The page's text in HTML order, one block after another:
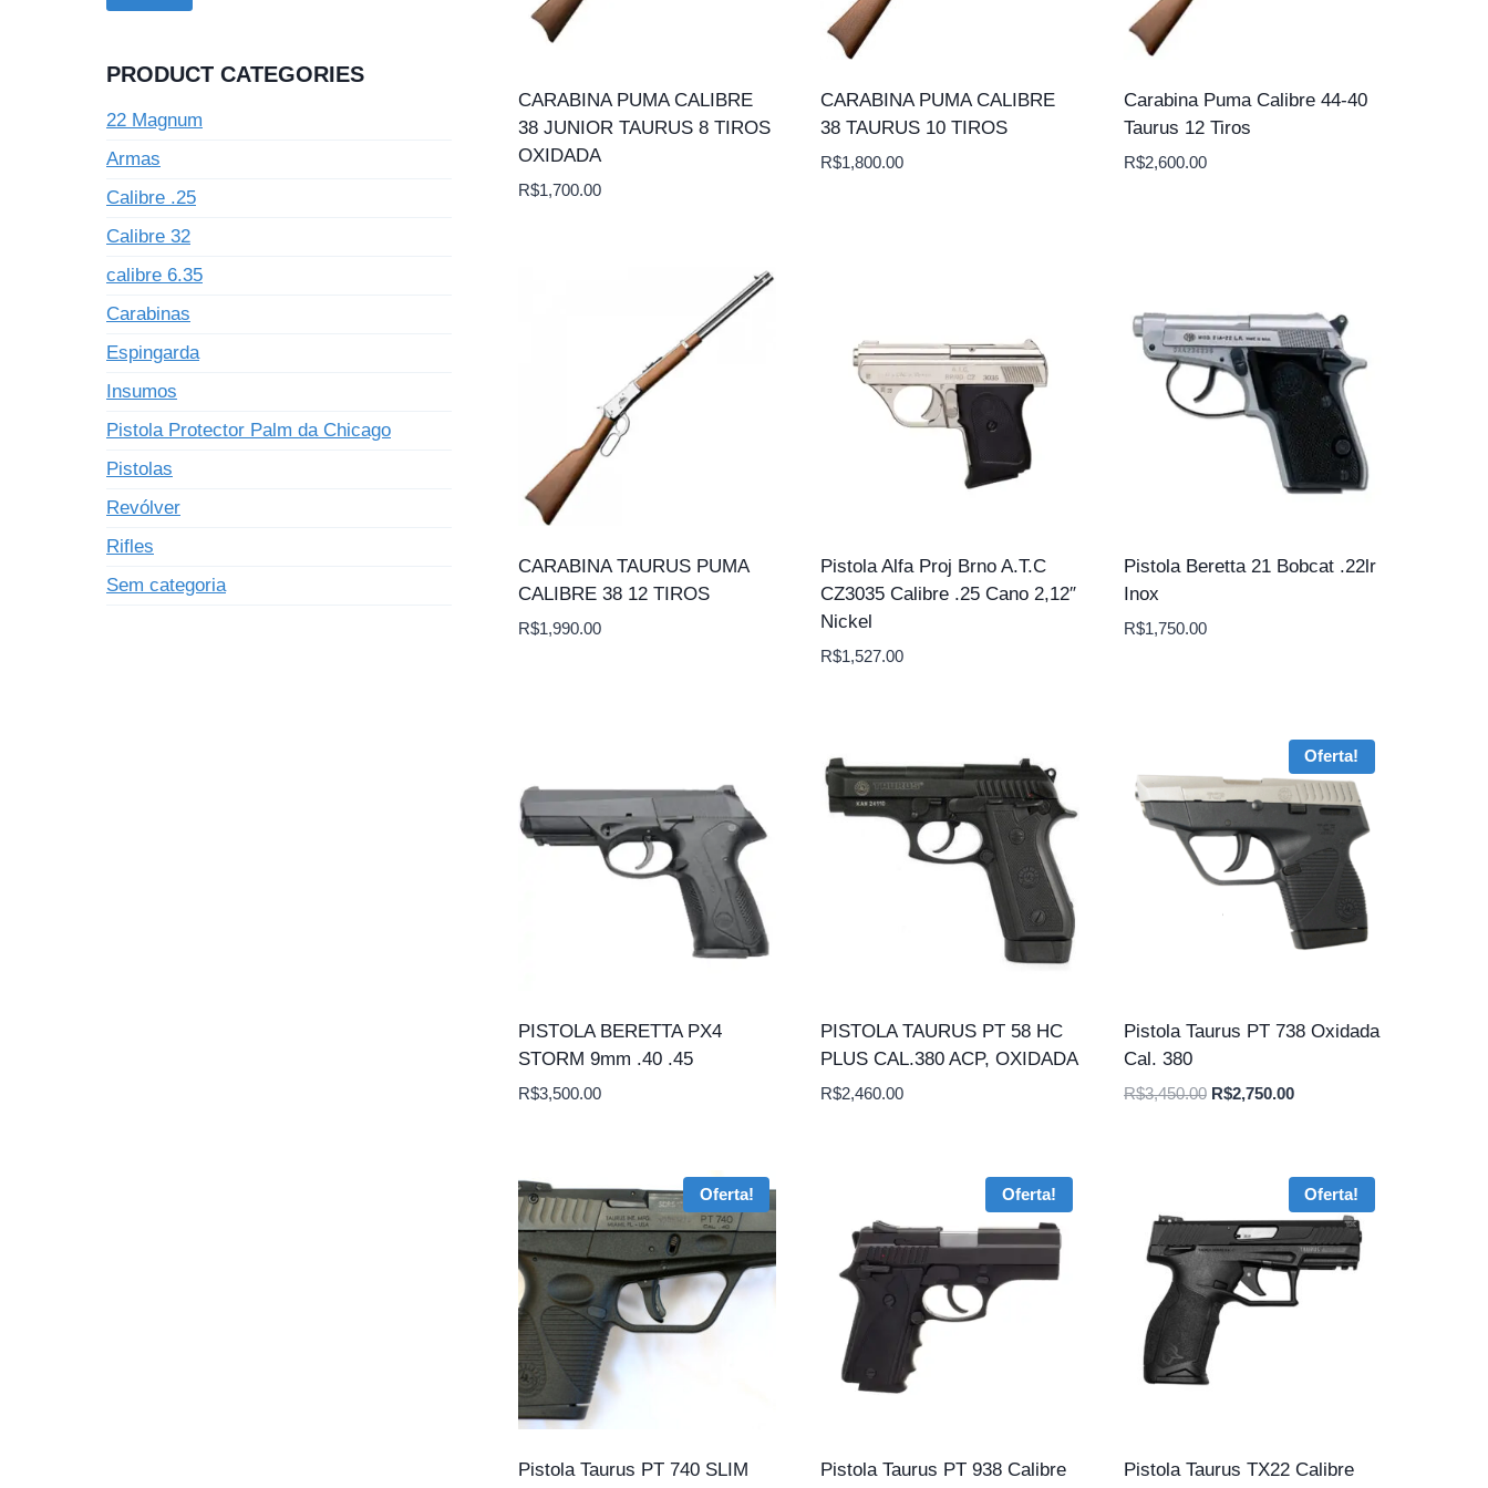
CARABINA PUMA CALIBRE
38 JUNIOR TAURUS 8 TIROS
OXIDADA
R$1,700.00
CARABINA PUMA CALIBRE
38 TAURUS 10 TIROS
R$1,800.00
Carabina Puma Calibre 44-40
Taurus 12 Tiros
R$2,600.00
CARABINA TAURUS PUMA
CALIBRE 38 12 TIROS
R$1,990.00
Pistola Alfa Proj Brno A.T.C
CZ3035 Calibre .25 Cano 2,12″
Nickel
R$1,527.00
Pistola Beretta 21 Bobcat .22lr
Inox
R$1,750.00
PISTOLA BERETTA PX4
STORM 9mm .40 .45
R$3,500.00
PISTOLA TAURUS PT 58 HC
PLUS CAL.380 ACP, OXIDADA
R$2,460.00
Oferta!
Pistola Taurus PT 738 Oxidada
Cal. 380
R$3,450.00 O
R$2,750.00O
R$2,750.00.
Oferta!
Pistola Taurus PT 740 SLIM
Oferta!
Pistola Taurus PT 938 Calibre
Oferta!
Pistola Taurus TX22 Calibre
PRODUCT CATEGORIES
22 Magnum
Armas
Calibre .25
Calibre 32
calibre 6.35
Carabinas
Espingarda
Insumos
Pistola Protector Palm da Chicago
Pistolas
Revólver
Rifles
Sem categoria